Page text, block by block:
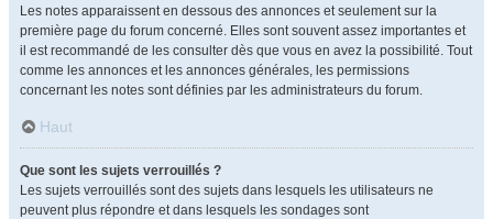
Les notes apparaissent en dessous des annonces et seulement sur la
première page du forum concerné. Elles sont souvent assez importantes et
il est recommandé de les consulter dès que vous en avez la possibilité. Tout
comme les annonces et les annonces générales, les permissions
concernant les notes sont définies par les administrateurs du forum.
Haut
Que sont les sujets verrouillés ?
Les sujets verrouillés sont des sujets dans lesquels les utilisateurs ne
peuvent plus répondre et dans lesquels les sondages sont